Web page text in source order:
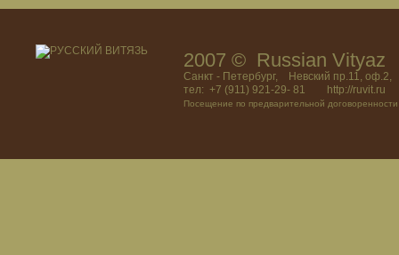
2007 © Russian Vityaz
Санкт - Петербург, Невский пр.11, оф.2,
тел: +7 (911) 921-29- 81 http://ruvit.ru
Посещение по предварительной договоренности